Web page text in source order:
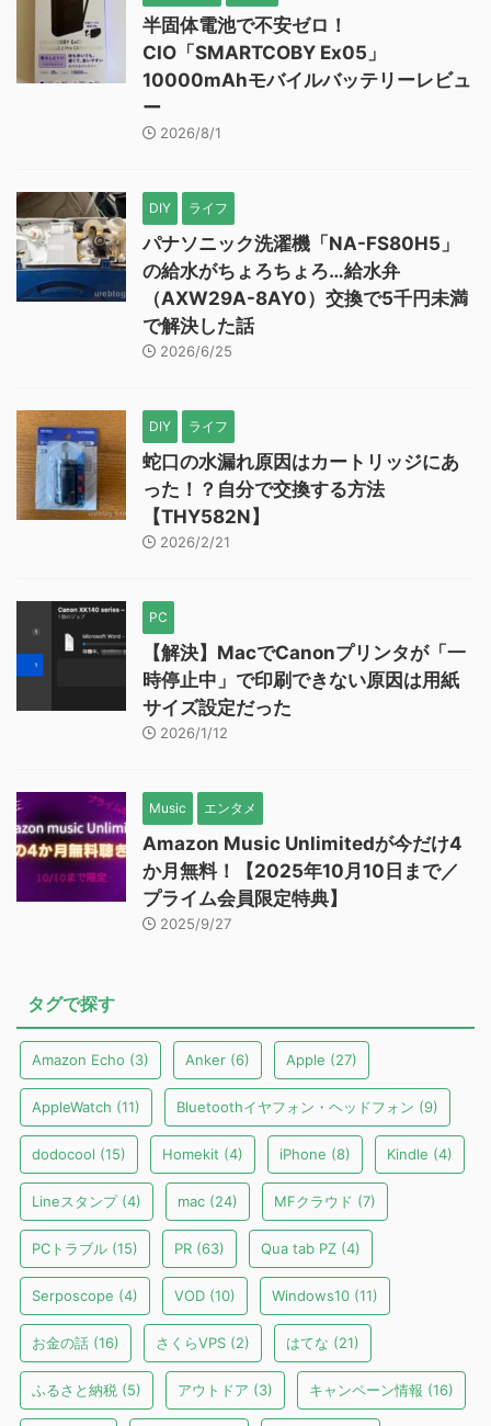
半固体電池で不安ゼロ！
CIO「SMARTCOBY Ex05」
10000mAhモバイルバッテリーレビュ
ー
2026/8/1
DIY ライフ
パナソニック洗濯機「NA-FS80H5」
の給水がちょろちょろ…給水弁
（AXW29A-8AY0）交換で5千円未満
で解決した話
2026/6/25
DIY ライフ
蛇口の水漏れ原因はカートリッジにあ
った！？自分で交換する方法
【THY582N】
2026/2/21
PC
【解決】MacでCanonプリンタが「一
時停止中」で印刷できない原因は用紙
サイズ設定だった
2026/1/12
Music エンタメ
Amazon Music Unlimitedが今だけ4
か月無料！【2025年10月10日まで／
プライム会員限定特典】
2025/9/27
タグで探す
Amazon Echo (3) Anker (6) Apple (27)
AppleWatch (11) Bluetoothイヤフォン・ヘッドフォン (9)
dodocool (15) Homekit (4) iPhone (8) Kindle (4)
Lineスタンプ(4) mac (24) MFクラウド (7)
PCトラブル (15) PR (63) Qua tab PZ (4)
Serposcope (4) VOD (10) Windows10 (11)
お金の話 (16) さくらVPS (2) はてな (21)
ふるさと納税 (5) アウトドア (3) キャンペーン情報 (16)